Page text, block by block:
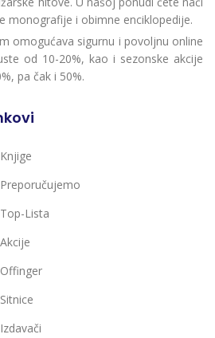
monografije i obimne enciklopedije.
omogućava sigurnu i povoljnu online
od 10-20%, kao i sezonske akcije
pa čak i 50%.
Knjige
Preporučujemo
Top-Lista
Akcije
Offinger
Sitnice
Izdavači